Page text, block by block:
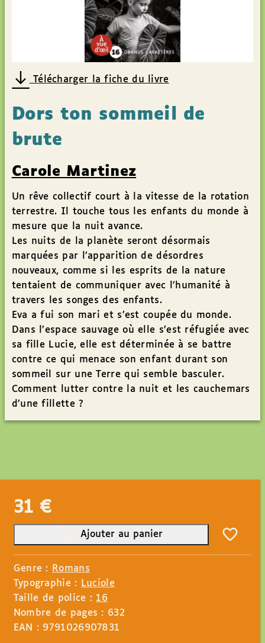
Télécharger la fiche du livre
Dors ton sommeil de
brute
Carole Martinez
Un rêve collectif court à la vitesse de la rotation
terrestre. Il touche tous les enfants du monde à
mesure que la nuit avance.
Les nuits de la planète seront désormais
marquées par l’apparition de désordres
nouveaux, comme si les esprits de la nature
tentaient de communiquer avec l’humanité à
travers les songes des enfants.
Eva a fui son mari et s’est coupée du monde.
Dans l’espace sauvage où elle s’est réfugiée avec
sa fille Lucie, elle est déterminée à se battre
contre ce qui menace son enfant durant son
sommeil sur une Terre qui semble basculer.
Comment lutter contre la nuit et les cauchemars
d’une fillette ?
31 €
Ajouter au panier
Genre : Romans
Typographie : Luciole
Taille de police : 16
Nombre de pages : 632
EAN : 9791026907831